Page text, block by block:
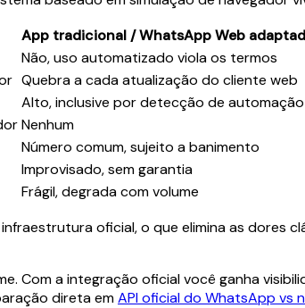
App tradicional / WhatsApp Web
Não, uso automatizado viola os termos
Quebra a cada atualização do cliente web
Alto, inclusive por detecção de automação
Nenhum
Número comum, sujeito a banimento
Improvisado, sem garantia
Frágil, degrada com volume
oficial, o que elimina as dores
Com a integração oficial você ganha
direta emAPI oficial do WhatsApp vs